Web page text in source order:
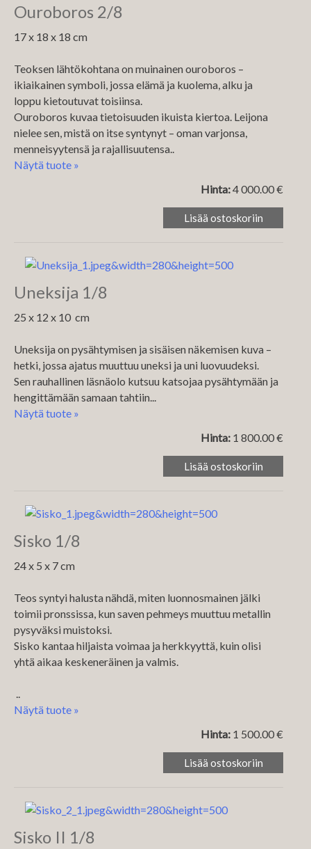
Ouroboros 2/8
17 x 18 x 18 cm
Teoksen lähtökohtana on muinainen ouroboros –
ikiaikainen symboli, jossa elämä ja kuolema, alku ja
loppu kietoutuvat toisiinsa.
Ouroboros kuvaa tietoisuuden ikuista kiertoa. Leijona
nielee sen, mistä on itse syntynyt – oman varjonsa,
menneisyytensä ja rajallisuutensa..
Näytä tuote »
Hinta:4 000.00 €
Uneksija 1/8
‏25 x 12 x 10 cm
Uneksija on pysähtymisen ja sisäisen näkemisen kuva –
hetki, jossa ajatus muuttuu uneksi ja uni luovuudeksi.
Sen rauhallinen läsnäolo kutsuu katsojaa pysähtymään ja
hengittämään samaan tahtiin...
Näytä tuote »
Hinta: 1 800.00 €
Sisko 1/8
24 x 5 x 7 cm
Teos syntyi halusta nähdä, miten luonnosmainen jälki
toimii pronssissa, kun saven pehmeys muuttuu metallin
pysyväksi muistoksi.
Sisko kantaa hiljaista voimaa ja herkkyyttä, kuin olisi
yhtä aikaa keskeneräinen ja valmis.
..
Näytä tuote »
Hinta: 1 500.00 €
Sisko II 1/8